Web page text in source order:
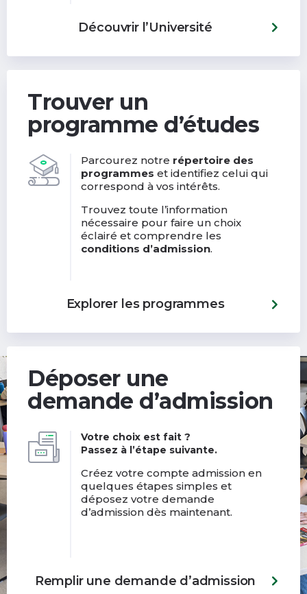
Découvrir l’Université
Trouver un
programme d’études
Parcourez notre répertoire des
programmes et identifiez celui qui
correspond à vos intérêts.
Trouvez toute l’information
nécessaire pour faire un choix
éclairé et comprendre les
conditions d’admission.
Explorer les programmes
Déposer une
demande d’admission
Votre choix est fait ?
Passez à l’étape suivante.
Créez votre compte admission en
quelques étapes simples et
déposez votre demande
d’admission dès maintenant.
Remplir une demande d’admission